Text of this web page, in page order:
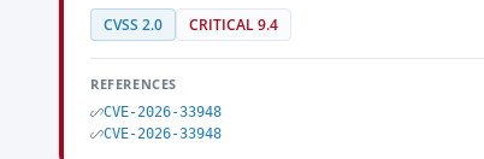
CVSS 2.0 CRITICAL 9.4
REFERENCES
CVE-2026-33948
CVE-2026-33948